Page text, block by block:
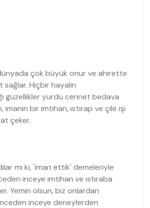
çok büyük onur ve ahirette
Hiçbir hayalin
güzellikler yurdu cennet bedava
imanın bir imtihan, ıstırap ve çile işi
çeker.
mı ki, 'iman ettik' demeleriyle
inceye imtihan ve ıstıraba
Yemin olsun, biz onlardan
inceye deneylerden